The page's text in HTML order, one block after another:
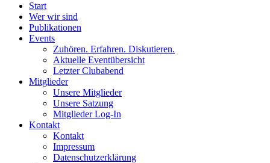
Start
Wer wir sind
Publikationen
Events
Zuhören. Erfahren. Diskutieren.
Aktuelle Eventübersicht
Letzter Clubabend
Mitglieder
Unsere Mitglieder
Unsere Satzung
Mitglieder Log-In
Kontakt
Kontakt
Impressum
Datenschutzerklärung